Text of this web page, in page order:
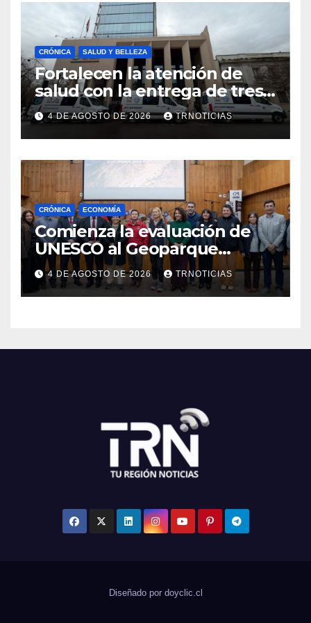
CRÓNICA SALUD Y BELLEZA
Fortalecen la atención de
salud con la entrega de tres
nuevas ambulancias para
Cauquenes y Sagrada Familia
4 DE AGOSTO DE 2026 TRNOTICIAS
CRÓNICA ECONOMÍA
Comienza la evaluación de
UNESCO al Geoparque
Aspirante Pillanmapu en el
Maule
4 DE AGOSTO DE 2026 TRNOTICIAS
Diseñado por doyclic.cl